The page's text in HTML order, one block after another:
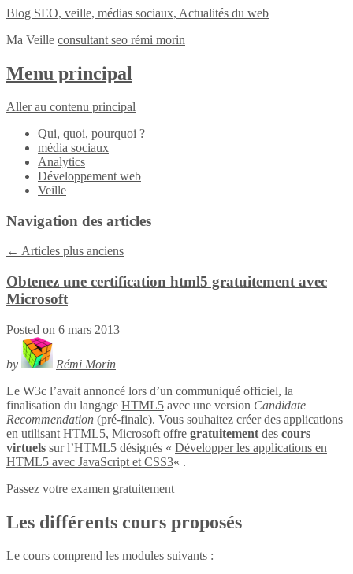
Blog SEO, veille, médias sociaux, Actualités du web
Ma Veille consultant seo rémi morin
Menu principal
Aller au contenu principal
Qui, quoi, pourquoi ?
média sociaux
Analytics
Développement web
Veille
Navigation des articles
← Articles plus anciens
Obtenez une certification html5 gratuitement avec
Microsoft
Posted on 6 mars 2013
by
Rémi Morin
Le W3c l’avait annoncé lors d’un communiqué officiel, la
finalisation du langage HTML5 avec une version Candidate
Recommendation (pré-finale). Vous souhaitez créer des applications
en utilisant HTML5, Microsoft offre gratuitement des cours
virtuels sur l’HTML5 désignés « Développer les applications en
HTML5 avec JavaScript et CSS3« .
Passez votre examen gratuitement
Les différents cours proposés
Le cours comprend les modules suivants :